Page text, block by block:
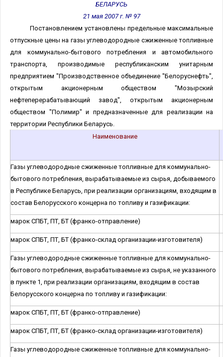
БЕЛАРУСЬ
21 мая 2007 г. № 97
Постановлением установлены предельные максимальные
отпускные цены на газы углеводородные сжиженные топливные
для коммунально-бытового потребления и автомобильного
транспорта, производимые республиканским унитарным
предприятием "Производственное объединение "Белоруснефть",
открытым акционерным обществом "Мозырский
нефтеперерабатывающий завод", открытым акционерным
обществом "Полимир" и предназначенные для реализации на
территории Республики Беларусь.
Наименование
Газы углеводородные сжиженные топливные для коммунально-
бытового потребления, вырабатываемые из сырья, добываемого
в Республике Беларусь, при реализации организациям, входящим в
состав Белорусского концерна по топливу и газификации:
марок СПБТ, ПТ, БТ (франко-отправление)
марок СПБТ, ПТ, БТ (франко-склад организации-изготовителя)
Газы углеводородные сжиженные топливные для коммунально-
бытового потребления, вырабатываемые из сырья, не указанного
в пункте 1, при реализации организациям, входящим в состав
Белорусского концерна по топливу и газификации:
марок СПБТ, ПТ, БТ (франко-отправление)
марок СПБТ, ПТ, БТ (франко-склад организации-изготовителя)
Газы углеводородные сжиженные топливные для коммунально-